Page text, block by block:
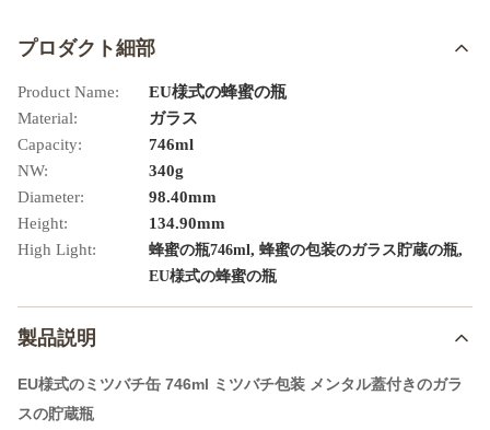
プロダクト細部
Product Name:
EU様式の蜂蜜の瓶
Material:
ガラス
Capacity:
746ml
NW:
340g
Diameter:
98.40mm
Height:
134.90mm
High Light:
蜂蜜の瓶746ml, 蜂蜜の包装のガラス貯蔵の瓶,
EU様式の蜂蜜の瓶
製品説明
EU様式のミツバチ缶 746ml ミツバチ包装 メンタル蓋付きのガラ
スの貯蔵瓶